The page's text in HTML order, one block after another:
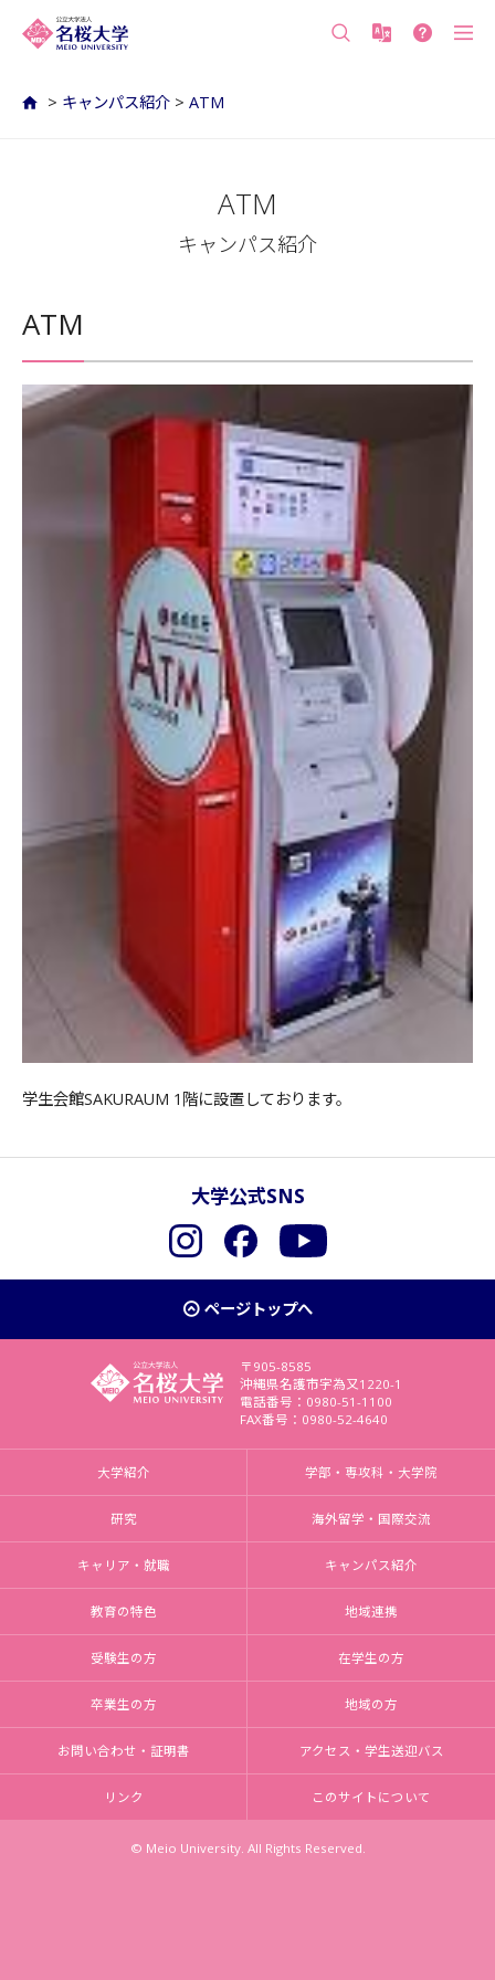
> キャンパス紹介 > ATM
ATM
キャンパス紹介
ATM
学生会館SAKURAUM 1階に設置しております。
大学公式SNS
InstagramFacebookYouTube
ページトップへ
〒905-8585
沖縄県名護市字為又1220-1
電話番号：0980-51-1100
FAX番号：0980-52-4640
大学紹介 学部・専攻科・大学院
研究 海外留学・国際交流
キャリア・就職 キャンパス紹介
教育の特色 地域連携
受験生の方 在学生の方
卒業生の方 地域の方
お問い合わせ・証明書 アクセス・学生送迎バス
リンク このサイトについて
© Meio University. All Rights Reserved.